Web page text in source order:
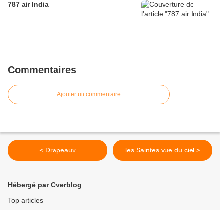
787 air India
Commentaires
Ajouter un commentaire
< Drapeaux les Saintes vue du ciel >
Hébergé par Overblog
Top articles